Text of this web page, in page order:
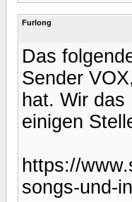
Furlong
Das
Sender
hat. Wir
einigen
https://
songs-und-